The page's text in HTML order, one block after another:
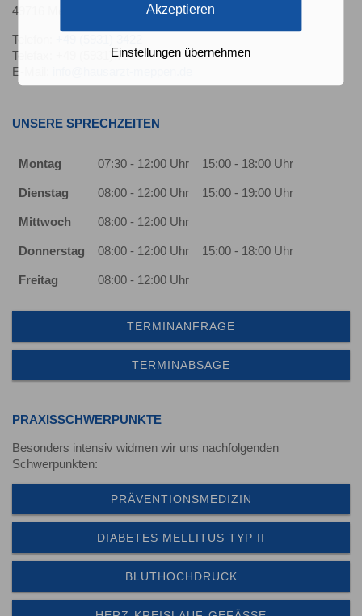
49716 Meppen
Telefon:
Telefax: +49 (5931) 7089
E-Mail:
UNSERE SPRECHZEITEN
Montag 07:30 - 12:00 Uhr 15:00 - 18:00 Uhr
Dienstag 08:00 - 12:00 Uhr 15:00 - 19:00 Uhr
Mittwoch 08:00 - 12:00 Uhr
Donnerstag 08:00 - 12:00 Uhr 15:00 - 18:00 Uhr
Freitag 08:00 - 12:00 Uhr
TERMINANFRAGE
TERMINABSAGE
PRAXISSCHWERPUNKTE
Besonders intensiv widmen wir uns nachfolgenden
Schwerpunkten:
PRÄVENTIONSMEDIZIN
DIABETES MELLITUS TYP II
BLUTHOCHDRUCK
Akzeptieren
Einstellungen übernehmen